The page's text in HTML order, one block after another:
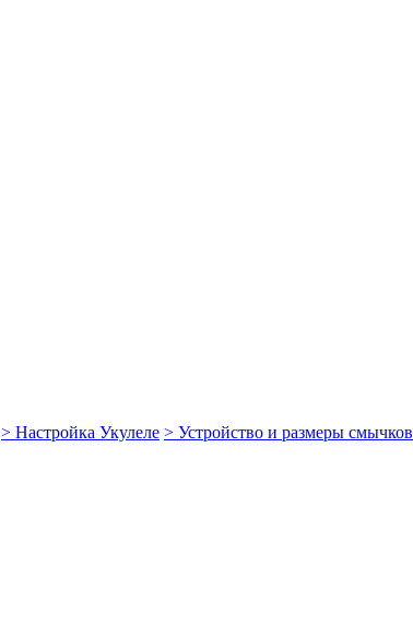
> Настройка Укулеле > Устройство и размеры смычков